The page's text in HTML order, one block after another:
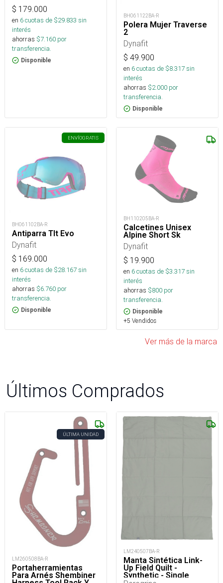
$ 179.000
en 6cuotas de $29.833 sin
interés
ahorras $7.160 por
transferencia.
Disponible
BH061122BA-R
Polera Mujer Traverse
2
Dynafit
$ 49.900
en 6cuotas de $8.317sin
interés
ahorras $2.000 por
transferencia.
Disponible
ENVÍOGRATIS
BH061102BA-R
Antiparra Tlt Evo
Dynafit
$ 169.000
en 6cuotas de $28.167sin
interés
ahorras $6.760 por
transferencia.
Disponible
BH110205BA-R
Calcetines Unisex
Alpine Short Sk
Dynafit
$ 19.900
en 6cuotas de $3.317sin
interés
ahorras $800 por
transferencia.
Disponible
+5 Vendidos
Ver más de la marca
Últimos Comprados
ÚLTIMA UNIDAD
LM260508BA-R
Portaherramientas
Para Arnés Shembiner
LM240507BA-R
Manta Sintética Link-
Up Field Quilt -
Synthetic - Single